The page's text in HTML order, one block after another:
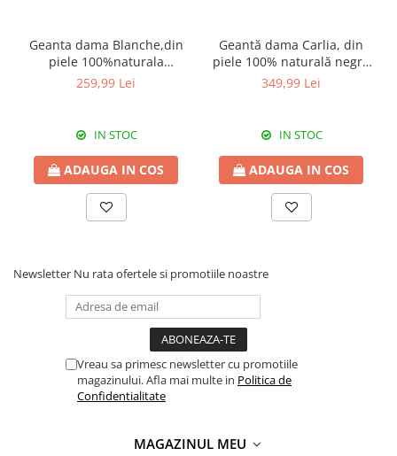
Geanta dama Blanche,din
piele 100%naturala
Italia,8246,negru
259,99 Lei
IN STOC
ADAUGA IN COS
Geantă dama Carlia, din
piele 100% naturală negru
8009
349,99 Lei
IN STOC
ADAUGA IN COS
Newsletter Nu rata ofertele si promotiile noastre
Vreau sa primesc newsletter cu promotiile
magazinului. Afla mai multe in Politica de
Confidentialitate
MAGAZINUL MEU